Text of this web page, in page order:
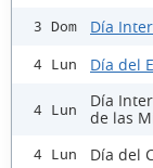
3 Dom Día
4 Lun Día del
4 Lun
Día
de las
4 Lun Día del